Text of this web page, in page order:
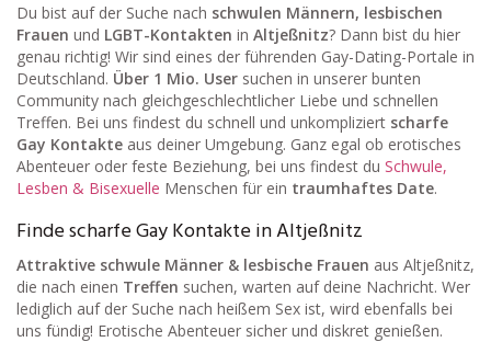
Du bist auf der Suche nach schwulen Männern, lesbischen
Frauen und LGBT-Kontakten in Altjeßnitz? Dann bist du hier
genau richtig! Wir sind eines der führenden Gay-Dating-Portale in
Deutschland. Über 1 Mio. User suchen in unserer bunten
Community nach gleichgeschlechtlicher Liebe und schnellen
Treffen. Bei uns findest du schnell und unkompliziert scharfe
Gay Kontakte aus deiner Umgebung. Ganz egal ob erotisches
Abenteuer oder feste Beziehung, bei uns findest du Schwule,
Lesben & Bisexuelle Menschen für ein traumhaftes Date.
Finde scharfe Gay Kontakte in Altjeßnitz
Attraktive schwule Männer & lesbische Frauen aus Altjeßnitz,
die nach einen Treffen suchen, warten auf deine Nachricht. Wer
lediglich auf der Suche nach heißem Sex ist, wird ebenfalls bei
uns fündig! Erotische Abenteuer sicher und diskret genießen.